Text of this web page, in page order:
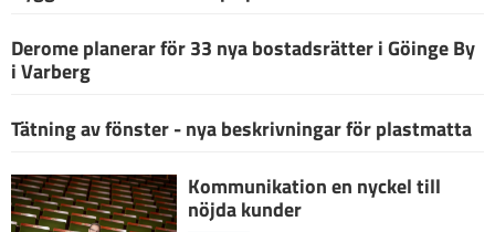
Derome planerar för 33 nya bostadsrätter i Göinge By
i Varberg
Tätning av fönster - nya beskrivningar för plastmatta
Kommunikation en nyckel till
nöjda kunder